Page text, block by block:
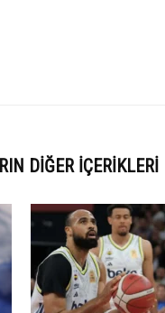
DIĞER İÇERIKLERI